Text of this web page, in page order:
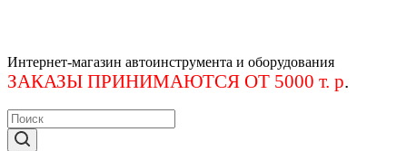
Интернет-магазин автоинструмента и оборудования
ЗАКАЗЫ ПРИНИМАЮТСЯ ОТ 5000 т. р.